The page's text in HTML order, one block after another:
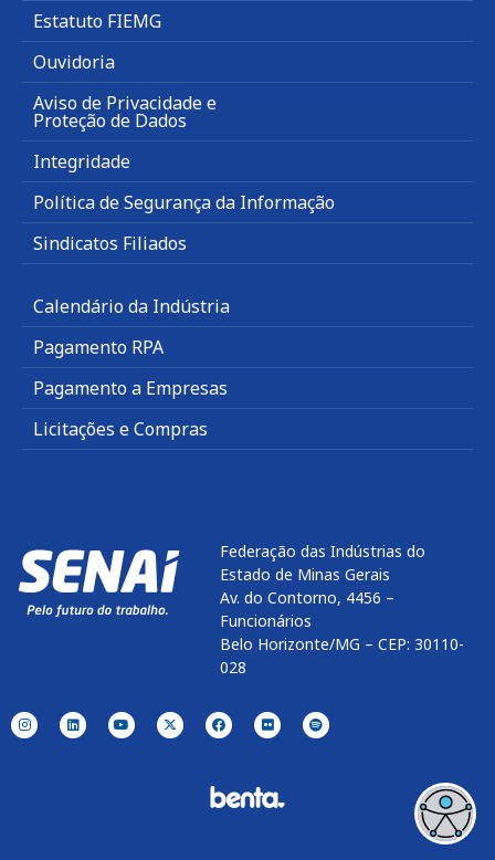
Estatuto FIEMG
Ouvidoria
Aviso de Privacidade e
Proteção de Dados
Integridade
Política de Segurança da Informação
Sindicatos Filiados
Calendário da Indústria
Pagamento RPA
Pagamento a Empresas
Licitações e Compras
Federação das Indústrias do
Estado de Minas Gerais
Av. do Contorno, 4456 –
Funcionários
Belo Horizonte/MG – CEP: 30110-
028